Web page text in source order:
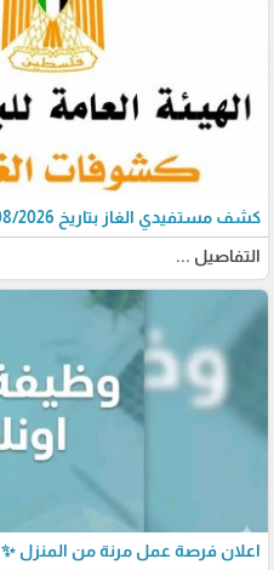
كشف مستفيدي الغاز بتاريخ 03/08/2026 موزّعًا على جميع المحافظات
التفاصيل ...
اعلان فرصة عمل مرنة من المنزل ✨